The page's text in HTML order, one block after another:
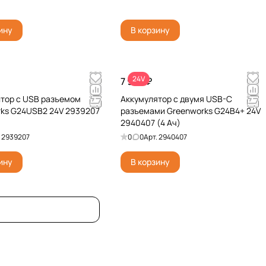
В корзину
с USB разъемом
G24USB2 24V 2939207
2939207
24V
7 990 ₽
Аккумулятор с двумя USB-C
разъемами Greenworks G24B4+ 24V
2940407 (4 Ач)
0 0Арт.2940407
В корзину